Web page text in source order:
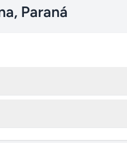
Paraná